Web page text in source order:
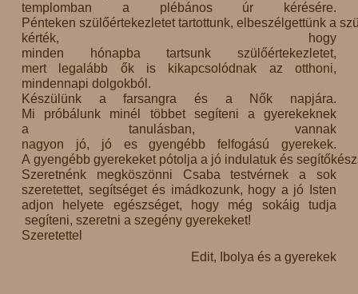
templomban a plébános úr kérésére.
Pénteken szülőértekezletet tartottunk, elbeszélgettünk a
kérték, hogy
minden hónapba tartsunk szülőértekezletet,
mert legalább ők is kikapcsolódnak az otthoni,
mindennapi dolgokból.
Készülünk a farsangra és a Nők napjára.
Mi próbálunk minél többet segíteni a gyerekeknek
a tanulásban, vannak
nagyon jó, jó es gyengébb felfogású gyerekek.
A gyengébb gyerekeket pótolja a jó indulatuk és
Szeretnénk megköszönni Csaba testvérnek a sok
szeretettet, segítséget és imádkozunk, hogy a jó Isten
adjon helyete egészséget, hogy még sokáig tudja
segíteni, szeretni a szegény gyerekeket!
Szeretettel
Edit, Ibolya és a gyerekek